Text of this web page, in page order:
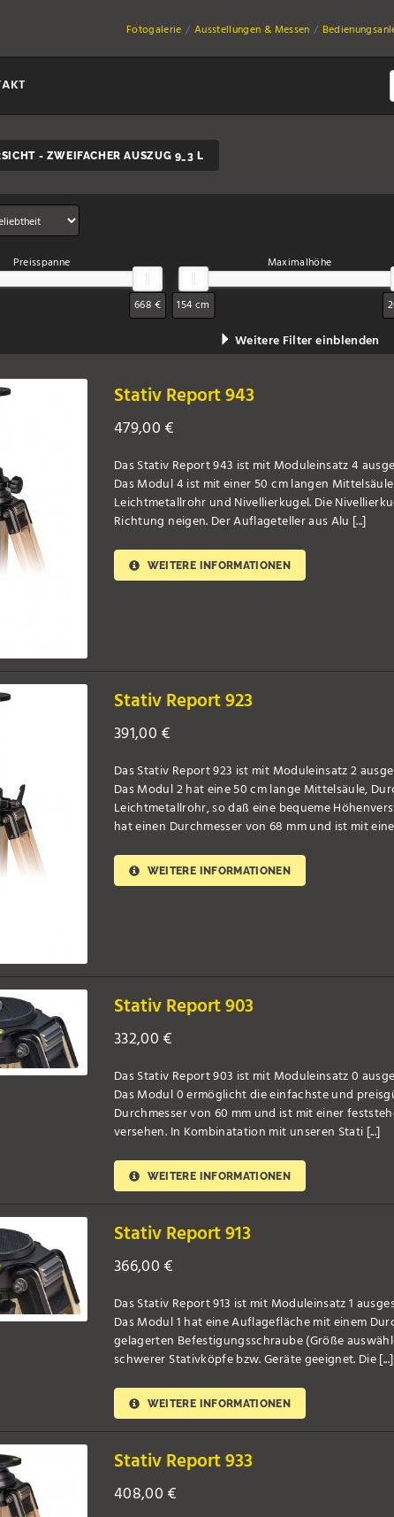
Fotogalerie Ausstellungen & Messen
- ZWEIFACHER AUSZUG 9_3 L
Preisspanne
668 €
Maximalhöhe
154 cm
Weitere Filter einblenden
Stativ Report 943
479,00 €
Das Stativ Report 943 ist mit Moduleinsatz 4
Das Modul 4 ist mit einer 50 cm langen
Leichtmetallrohr und Nivellierkugel. Die
Richtung neigen. Der Auflageteller aus Alu [...]
WEITERE INFORMATIONEN
Stativ Report 923
391,00 €
Das Stativ Report 923 ist mit Moduleinsatz 2
Das Modul 2 hat eine 50 cm lange Mittelsäule,
Leichtmetallrohr, so daß eine bequeme
hat einen Durchmesser von 68 mm und ist mit
WEITERE INFORMATIONEN
Stativ Report 903
332,00 €
Das Stativ Report 903 ist mit Moduleinsatz 0
Das Modul 0 ermöglicht die einfachste und
Durchmesser von 60 mm und ist mit einer
versehen. In Kombinatation mit unseren Stati [...]
WEITERE INFORMATIONEN
Stativ Report 913
366,00 €
Das Stativ Report 913 ist mit Moduleinsatz 1
Das Modul 1 hat eine Auflagefläche mit einem
gelagerten Befestigungsschraube (Größe
schwerer Stativköpfe bzw. Geräte geeignet. Die [...]
WEITERE INFORMATIONEN
Stativ Report 933
408,00 €